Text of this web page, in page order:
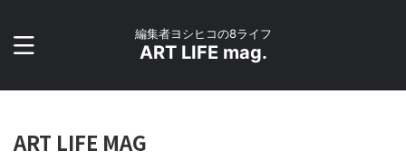
編集者ヨシヒコの8ライフ
ART LIFE mag.
ART LIFE MAG